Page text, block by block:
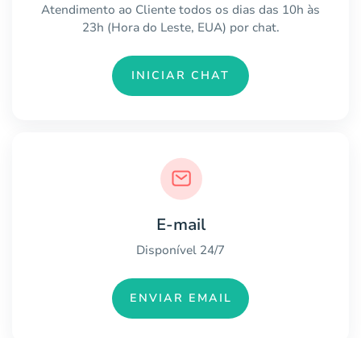
Atendimento ao Cliente todos os dias das 10h às
23h (Hora do Leste, EUA) por chat.
INICIAR CHAT
E-mail
Disponível 24/7
ENVIAR EMAIL